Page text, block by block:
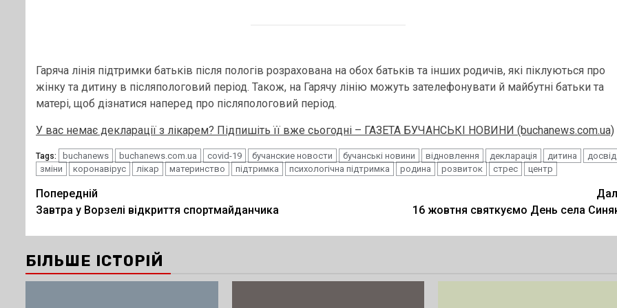
Гаряча лінія підтримки батьків після пологів розрахована на обох батьків та інших родичів, які піклуються про
жінку та дитину в післяпологовий період. Також, на Гарячу лінію можуть зателефонувати й майбутні батьки та
матері, щоб дізнатися наперед про післяпологовий період.
У вас немає декларації з лікарем? Підпишіть її вже сьогодні – ГАЗЕТА БУЧАНСЬКІ НОВИНИ (buchanews.com.ua)
Tags: buchanews buchanews.com.ua covid-19 бучанские новости бучанські новини відновлення декларація дитина
досвід
зміни
коронавірус лікар материнство підтримка психологічна підтримка родина розвиток стрес центр
Post
navigation
Попередній
Завтра у Ворзелі відкриття спортмайданчика
16 жовтня святкуємо День села
БІЛЬШЕ ІСТОРІЙ